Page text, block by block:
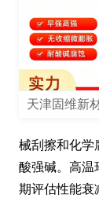
天津固维新
械刮擦和化学
酸强碱。高温
期评估性能衰